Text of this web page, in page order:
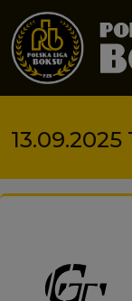
Przejdź do treści